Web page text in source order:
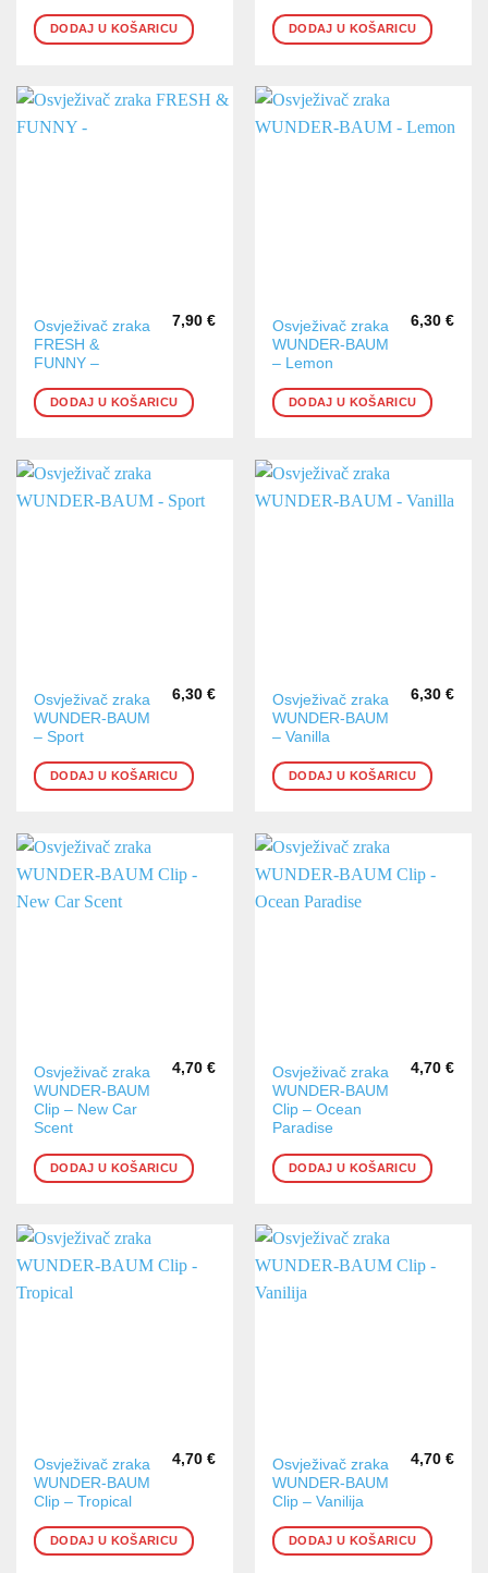
DODAJ U KOŠARICU DODAJ U KOŠARICU
Osvježivač zraka
FRESH &
FUNNY –
7,90 €
DODAJ U KOŠARICU
Osvježivač zraka
WUNDER-BAUM
– Lemon
6,30 €
DODAJ U KOŠARICU
Osvježivač zraka
WUNDER-BAUM
– Sport
6,30 €
DODAJ U KOŠARICU
Osvježivač zraka
WUNDER-BAUM
– Vanilla
6,30 €
DODAJ U KOŠARICU
Osvježivač zraka
WUNDER-BAUM
Clip – New Car
Scent
4,70 €
DODAJ U KOŠARICU
Osvježivač zraka
WUNDER-BAUM
Clip – Ocean
Paradise
4,70 €
DODAJ U KOŠARICU
Osvježivač zraka
WUNDER-BAUM
Clip – Tropical
4,70 €
DODAJ U KOŠARICU
Osvježivač zraka
WUNDER-BAUM
Clip – Vanilija
4,70 €
DODAJ U KOŠARICU